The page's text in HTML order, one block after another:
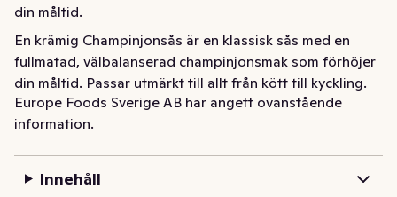
din måltid.
En krämig Champinjonsås är en klassisk sås med en
fullmatad, välbalanserad champinjonsmak som förhöjer
din måltid. Passar utmärkt till allt från kött till kyckling.
Våra såser hjälper dig att enkelt och snabbt göra
måltiden till succé.
Europe Foods Sverige AB har angett ovanstående
information.
Innehåll